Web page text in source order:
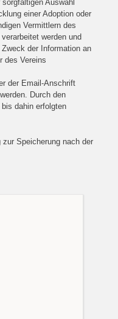
Auswahl
einer Adoption oder
Vermittlern des
werden und
der Information an
des Vereins
der Email-Anschrift
Durch den
dahin erfolgten
Speicherung nach der